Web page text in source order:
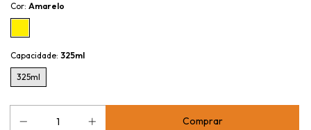
Cor: Amarelo
Capacidade: 325ml
325ml